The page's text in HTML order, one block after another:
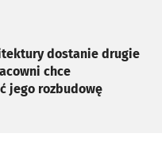
dostanie drugie
chce
jego rozbudowę